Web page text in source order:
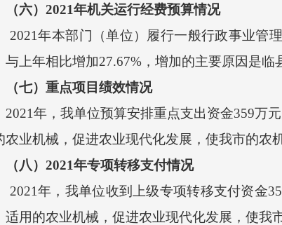
（六） 2021年机关运行经费预算情况
2021年本部门（单位）履行一般行政事业管
与上年相比增加27.67%，增加的主要原因是临
（七）重点项目绩效情况
2021年，我单位预算安排重点支出资金359万元
农业机械，促进农业现代化发展，使我市的农
（八） 2021年专项转移支付情况
2021年，我单位收到上级专项转移支付资金
适用的农业机械，促进农业现代化发展，使我